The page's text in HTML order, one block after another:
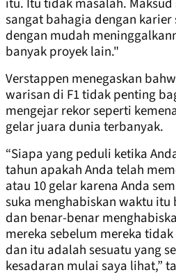
itu. Itu tidak masalah. Maksud
sangat bahagia dengan karier
dengan mudah
banyak proyek lain."
Verstappen menegaskan
warisan di F1 tidak penting
mengejar rekor seperti
gelar juara dunia terbanyak.
“Siapa yang peduli ketika
tahun apakah Anda telah
atau 10 gelar karena Anda
suka menghabiskan waktu itu
dan benar-benar
mereka sebelum mereka
dan itu adalah sesuatu yang
kesadaran mulai saya lihat,”